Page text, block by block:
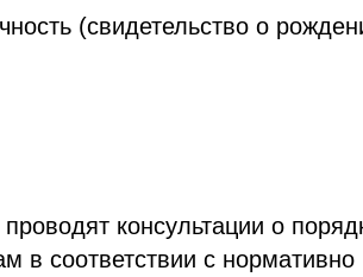
(свидетельство о
консультации о
в соответствии с